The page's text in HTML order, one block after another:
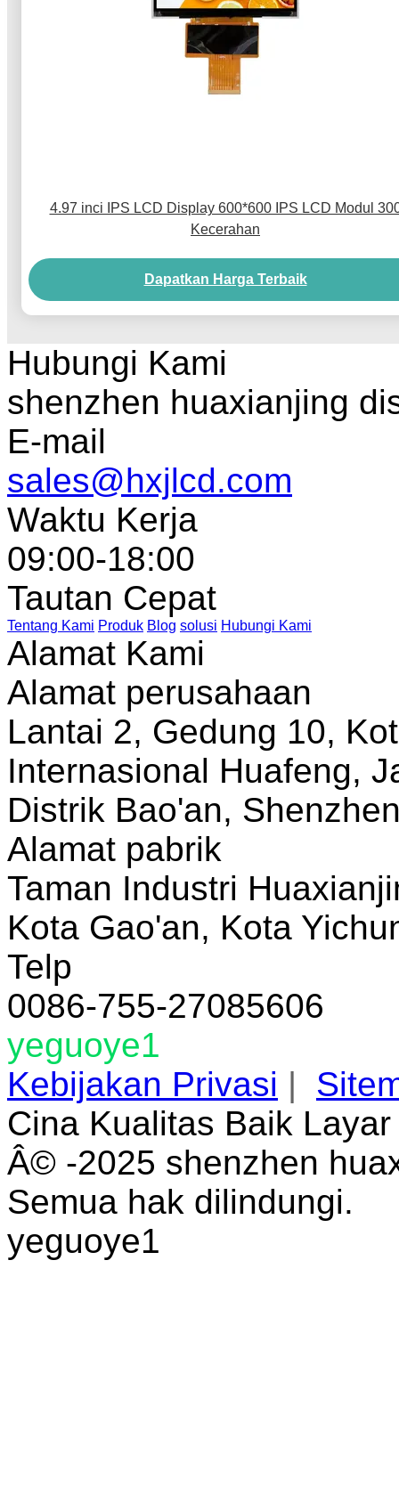
4.97 inci IPS LCD Display 600*600 IPS LCD Modul
Kecerahan
Dapatkan Harga Terbaik
Hubungi Kami
shenzhen huaxianjing
E-mail
sales@hxjlcd.com
Waktu Kerja
09:00-18:00
Tautan Cepat
Tentang Kami Produk Blog solusi Hubungi Kami
Alamat Kami
Alamat perusahaan
Lantai 2, Gedung 10,
Internasional Huafeng,
Distrik Bao'an,
Alamat pabrik
Taman Industri
Kota Gao'an, Kota
Telp
0086-755-27085606
yeguoye1
Kebijakan Privasi |
Cina Kualitas Baik
Â© -2025 shenzhen
Semua hak dilindungi.
yeguoye1